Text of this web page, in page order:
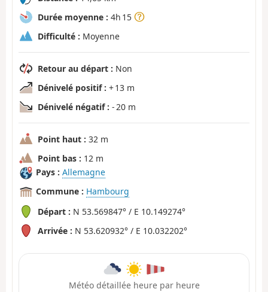
Durée moyenne : 4h 15
Difficulté : Moyenne
Retour au départ : Non
Dénivelé positif : + 13 m
Dénivelé négatif : - 20 m
Point haut : 32 m
Point bas : 12 m
Pays : Allemagne
Commune : Hambourg
Départ : N 53.569847° / E 10.149274°
Arrivée : N 53.620932° / E 10.032202°
Météo détaillée heure par heure